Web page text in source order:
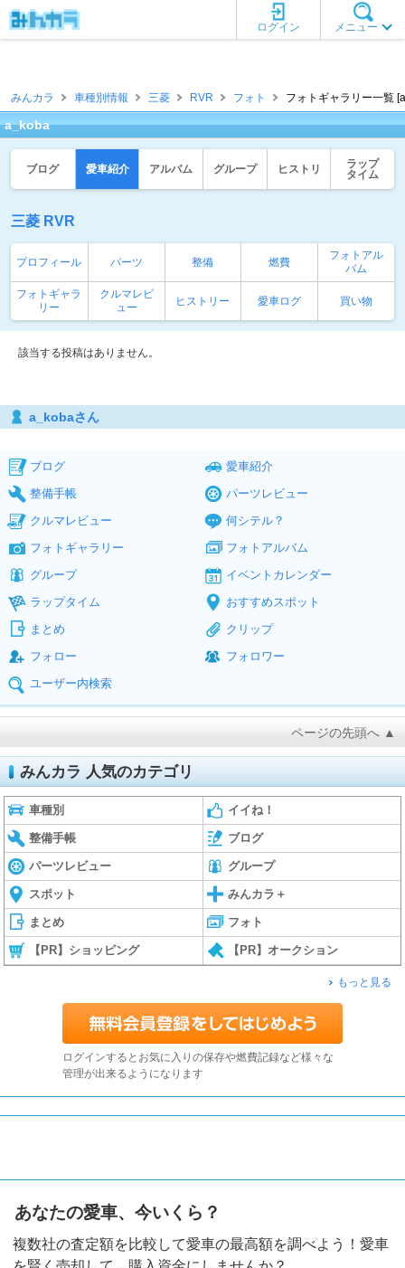
メニュー
ログイン
みんカラ 車種別情報 三菱 RVR フォト フォトギャラリー一覧
a_koba
ブログ 愛車紹介 アルバム グループ ヒストリ
ラップ
タイム
三菱 RVR
プロフィール パーツ 整備 燃費
フォトアル
バム
フォトギャラ
リー
クルマレビ
ュー
ヒストリー 愛車ログ 買い物
該当する投稿はありません。
a_kobaさん
ブログ
愛車紹介
整備手帳
パーツレビュー
クルマレビュー
何シテル？
フォトギャラリー
フォトアルバム
グループ
イベントカレンダー
ラップタイム
おすすめスポット
まとめ
クリップ
フォロー
フォロワー
ユーザー内検索
ページの先頭へ ▲
みんカラ 人気のカテゴリ
車種別 イイね！
整備手帳 ブログ
パーツレビュー グループ
スポット みんカラ＋
まとめ フォト
【PR】ショッピング 【PR】オークション
もっと見る
ログインするとお気に入りの保存や燃費記録など様々な
管理が出来るようになります
あなたの愛車、今いくら？
複数社の査定額を比較して愛車の最高額を調べよう！愛車